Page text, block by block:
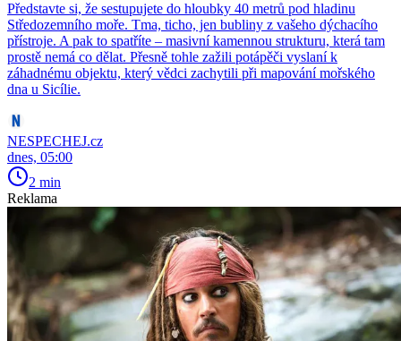
Představte si, že sestupujete do hloubky 40 metrů pod hladinu
Středozemního moře. Tma, ticho, jen bubliny z vašeho dýchacího
přístroje. A pak to spatříte – masivní kamennou strukturu, která tam
prostě nemá co dělat. Přesně tohle zažili potápěči vyslaní k
záhadnému objektu, který vědci zachytili při mapování mořského
dna u Sicílie.
NESPECHEJ.cz
dnes, 05:00
2 min
Reklama